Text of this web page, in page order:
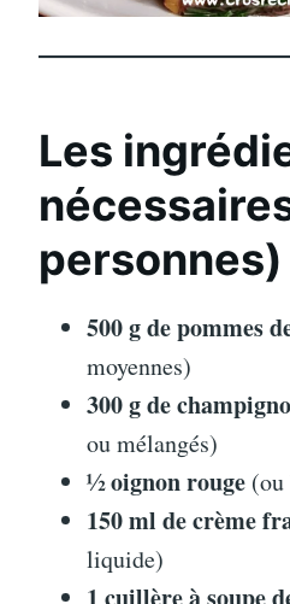
Les
personnes)
500 g de pommes
moyennes)
300 g de
ou mélangés)
½ oignon rouge
150 ml de crème
liquide)